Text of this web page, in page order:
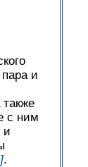
и
с ним
и
.